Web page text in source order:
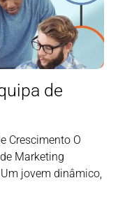
de
Crescimento O
Marketing
jovem dinâmico,